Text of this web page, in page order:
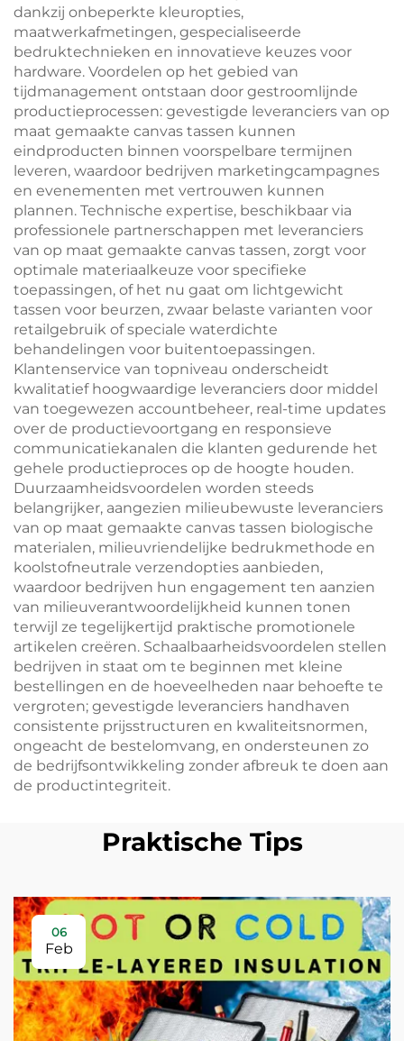
dankzij onbeperkte kleuropties,
maatwerkafmetingen, gespecialiseerde
bedruktechnieken en innovatieve keuzes voor
hardware. Voordelen op het gebied van
tijdmanagement ontstaan door gestroomlijnde
productieprocessen: gevestigde leveranciers van op
maat gemaakte canvas tassen kunnen
eindproducten binnen voorspelbare termijnen
leveren, waardoor bedrijven marketingcampagnes
en evenementen met vertrouwen kunnen
plannen. Technische expertise, beschikbaar via
professionele partnerschappen met leveranciers
van op maat gemaakte canvas tassen, zorgt voor
optimale materiaalkeuze voor specifieke
toepassingen, of het nu gaat om lichtgewicht
tassen voor beurzen, zwaar belaste varianten voor
retailgebruik of speciale waterdichte
behandelingen voor buitentoepassingen.
Klantenservice van topniveau onderscheidt
kwalitatief hoogwaardige leveranciers door middel
van toegewezen accountbeheer, real-time updates
over de productievoortgang en responsieve
communicatiekanalen die klanten gedurende het
gehele productieproces op de hoogte houden.
Duurzaamheidsvoordelen worden steeds
belangrijker, aangezien milieubewuste leveranciers
van op maat gemaakte canvas tassen biologische
materialen, milieuvriendelijke bedrukmethode en
koolstofneutrale verzendopties aanbieden,
waardoor bedrijven hun engagement ten aanzien
van milieuverantwoordelijkheid kunnen tonen
terwijl ze tegelijkertijd praktische promotionele
artikelen creëren. Schaalbaarheidsvoordelen stellen
bedrijven in staat om te beginnen met kleine
bestellingen en de hoeveelheden naar behoefte te
vergroten; gevestigde leveranciers handhaven
consistente prijsstructuren en kwaliteitsnormen,
ongeacht de bestelomvang, en ondersteunen zo
de bedrijfsontwikkeling zonder afbreuk te doen aan
de productintegriteit.
Praktische Tips
06
Feb